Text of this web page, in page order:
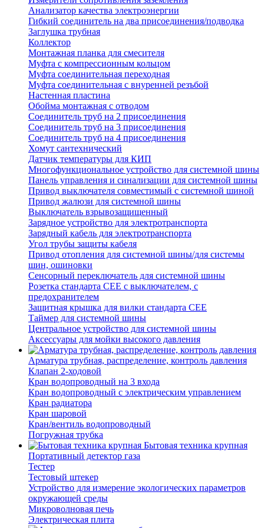
Анализатор качества электроэнергии
Гибкий соединитель на два присоединения/подводка
Заглушка трубная
Коллектор
Монтажная планка для смесителя
Муфта с компрессионным кольцом
Муфта соединительная переходная
Муфта соединительная с внуренней резъбой
Настенная пластина
Обойма монтажная с отводом
Соединитель труб на 2 присоединения
Соединитель труб на 3 присоединения
Соединитель труб на 4 присоединения
Хомут сантехнический
Датчик температуры для КИП
Многофункциональное устройство для системной шины
Панель управления и синализации для системной шины
Привод выключателя совместимый с системной шиной
Привод жалюзи для системной шины
Выключатель взрывозащищенный
Зарядное устройство для электротранспорта
Зарядный кабель для электротранспорта
Угол трубы защиты кабеля
Привод отопления для системной шины/для системы
шин, ошиновки
Сенсорный переключатель для системной шины
Розетка стандарта СЕЕ с выключателем, с
предохранителем
Защитная крышка для вилки стандарта CEE
Таймер для системной шины
Центральное устройство для системной шины
Аксессуары для мойки высокого давления
Арматура трубная, распределение, контроль давления
Клапан 2-ходовой
Кран водопроводный на 3 входа
Кран водопроводный с электрическим управлением
Кран радиатора
Кран шаровой
Кран/вентиль водопроводный
Погружная трубка
Бытовая техника крупная
Портативный детектор газа
Тестер
Тестовый штекер
Устройство для измерение экологических параметров
окружающей среды
Микроволновая печь
Электрическая плита